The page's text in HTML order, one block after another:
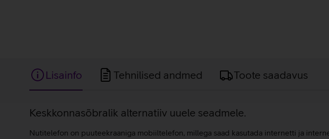
Lisainfo Tehnilised andmed Toote saadavus
Lisainfo
Keskkonnasõbralik alternatiiv uuele seadmele.
Nutitelefon on puuteekraaniga mobiiltelefon, millega saad kasutada internetti ja